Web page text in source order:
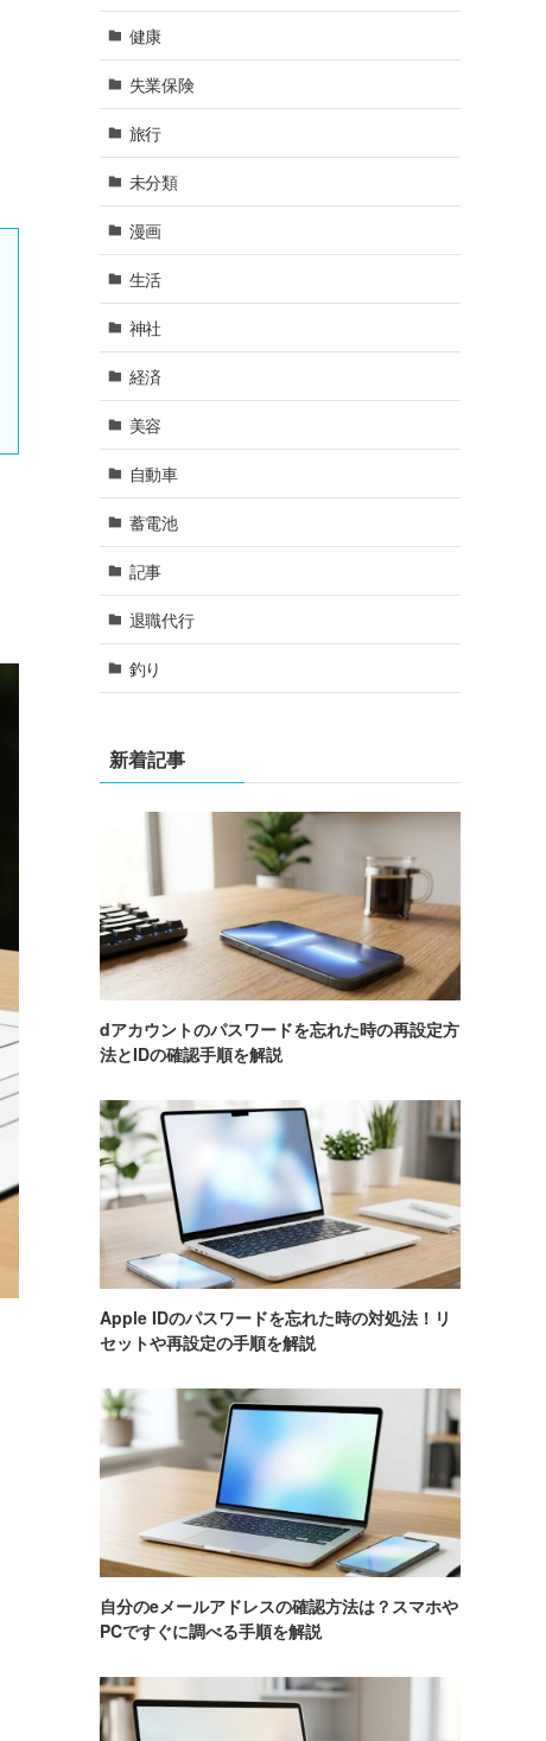
健康
失業保険
旅行
未分類
漫画
生活
神社
経済
美容
自動車
蓄電池
記事
退職代行
釣り
新着記事
dアカウントのパスワードを忘れた時の再設定方
法とIDの確認手順を解説
Apple IDのパスワードを忘れた時の対処法！リ
セットや再設定の手順を解説
自分のeメールアドレスの確認方法は？スマホや
PCですぐに調べる手順を解説